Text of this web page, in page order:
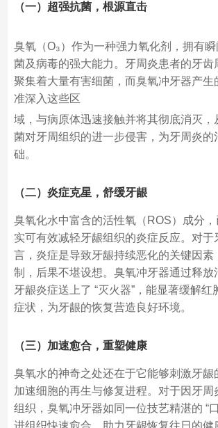
（一）超强抗菌，根源直击
臭氧（O₃）作为一种强力氧化剂，拥有
菌及病毒的强大能力。牙周炎患者的牙齿
聚集着大量有害细菌，而臭氧冲牙器产生
准深入这些区
域，与病原体迅速接触并将其彻底消灭，
菌对牙周组织的进一步侵害，为牙周炎的
础。
（二）炎症克星，舒缓牙龈
臭氧化水中富含的活性氧（ROS）成分
实可有效减轻牙龈组织的炎症反应。对于
言，炎症是导致牙龈持续恶化的关键因素
制，后果不堪设想。臭氧冲牙器通过释放
牙龈炎症送上了 “灭火器”，能显著缓解红
症状，为牙龈的恢复营造良好环境。
（三）加速愈合，重塑健康
臭氧水的神奇之处还在于它能够刺激牙龈
加速细胞的再生与修复进程。对于因牙周
组织，臭氧冲牙器如同一位技艺精湛的 “